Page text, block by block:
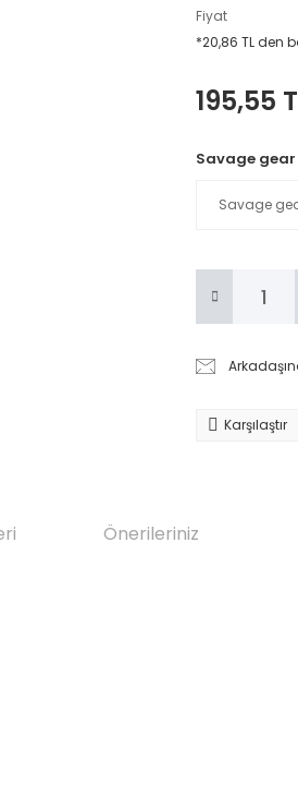
Fiyat
*20,86 TL den
195,55
Savage gear
Karşılaştır
Önerileriniz